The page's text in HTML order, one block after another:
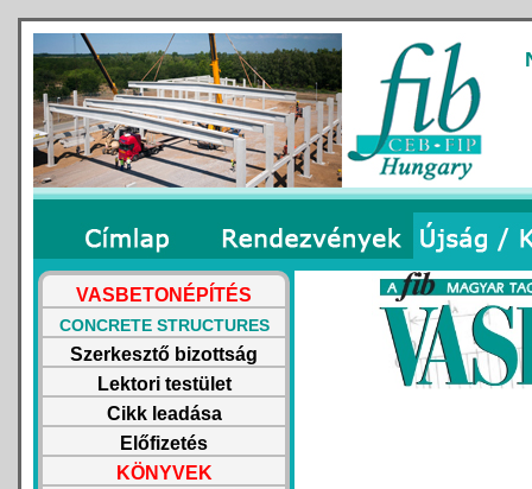
VASBETONÉPÍTÉS
CONCRETE STRUCTURES
Szerkesztő bizottság
Lektori testület
Cikk leadása
Előfizetés
KÖNYVEK